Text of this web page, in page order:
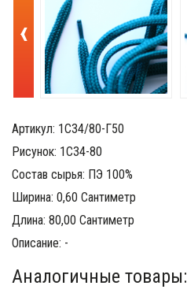
‹
Артикул: 1С34/80-Г50
Рисунок: 1С34-80
Состав сырья: ПЭ 100%
Ширина: 0,60 Сантиметр
Длина: 80,00 Сантиметр
Описание: -
Аналогичные товары: